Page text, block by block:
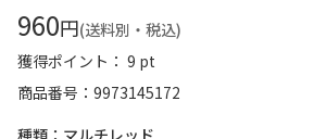
960円(送料別・税込)
獲得ポイント： 9 pt
商品番号
9973145172
種類：マルチレッド